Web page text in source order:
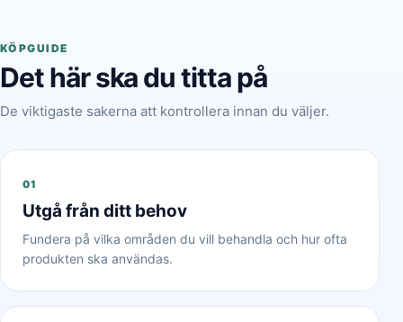
KÖPGUIDE
Det här ska du titta på
De viktigaste sakerna att kontrollera innan du väljer.
01
Utgå från ditt behov
Fundera på vilka områden du vill behandla och hur ofta
produkten ska användas.